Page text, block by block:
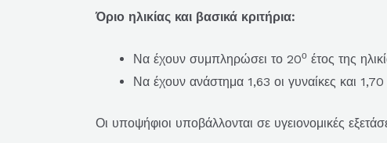
Όριο ηλικίας και βασικά κριτήρια:
Να έχουν συμπληρώσει το 20ο έτος της
Να έχουν ανάστημα 1,63 οι γυναίκες και 1,70
Οι υποψήφιοι υποβάλλονται σε υγειονομικές